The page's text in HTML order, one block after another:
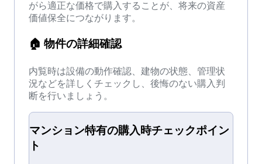
がら適正な価格で購入することが、将来の資産
価値保全につながります。
🏠 物件の詳細確認
内覧時は設備の動作確認、建物の状態、管理状
況などを詳しくチェックし、後悔のない購入判
断を行いましょう。
マンション特有の購入時チェックポイン
ト